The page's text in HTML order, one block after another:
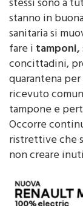
sanitaria si
fare itamponi,
concittadini,
quarantena
ricevuto
tampone e
Occorre
ristrettive che
non creare